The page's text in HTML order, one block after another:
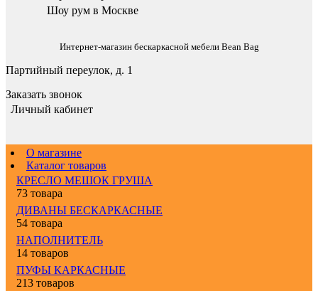
Шоу рум в Москве
Интернет-магазин бескаркасной мебели Bean Bag
Партийный переулок, д. 1
Заказать звонок
Личный кабинет
О магазине
Каталог товаров
КРЕСЛО МЕШОК ГРУША
73 товара
ДИВАНЫ БЕСКАРКАСНЫЕ
54 товара
НАПОЛНИТЕЛЬ
14 товаров
ПУФЫ КАРКАСНЫЕ
213 товаров